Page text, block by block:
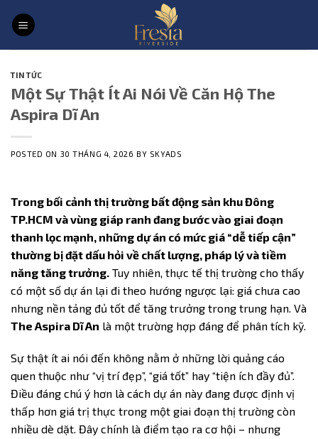
TIN TỨC
Một Sự Thật Ít Ai Nói Về Căn Hộ The
Aspira Dĩ An
POSTED ON 30 THÁNG 4, 2026 BY SKYADS
Trong bối cảnh thị trường bất động sản khu Đông
TP.HCM và vùng giáp ranh đang bước vào giai đoạn
thanh lọc mạnh, những dự án có mức giá “dễ tiếp cận”
thường bị đặt dấu hỏi về chất lượng, pháp lý và tiềm
năng tăng trưởng. Tuy nhiên, thực tế thị trường cho thấy
có một số dự án lại đi theo hướng ngược lại: giá chưa cao
nhưng nền tảng đủ tốt để tăng trưởng trong trung hạn. Và
The Aspira Dĩ An là một trường hợp đáng để phân tích kỹ.
Sự thật ít ai nói đến không nằm ở những lời quảng cáo
quen thuộc như “vị trí đẹp”, “giá tốt” hay “tiện ích đầy đủ”.
Điều đáng chú ý hơn là cách dự án này đang được định vị
thấp hơn giá trị thực trong một giai đoạn thị trường còn
nhiều dè dặt. Đây chính là điểm tạo ra cơ hội – nhưng